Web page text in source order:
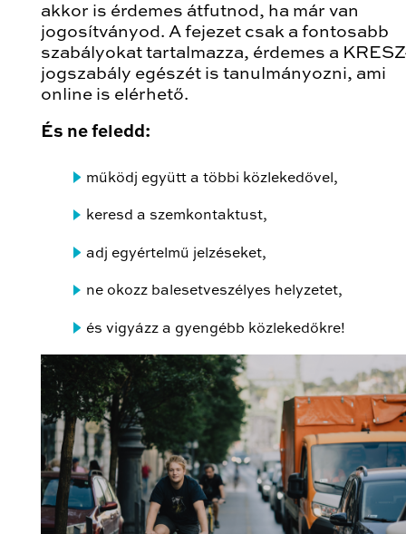
akkor is érdemes átfutnod, ha már van
jogosítványod. A fejezet csak a fontosabb
szabályokat tartalmazza, érdemes a
jogszabály egészét is tanulmányozni, ami
online is elérhető.
És ne feledd:
működj együtt a többi közlekedővel,
keresd a szemkontaktust,
adj egyértelmű jelzéseket,
ne okozz balesetveszélyes helyzetet,
és vigyázz a gyengébb közlekedőkre!